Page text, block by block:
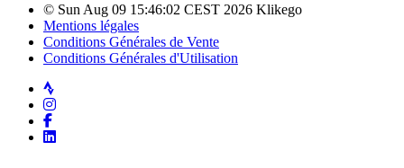
© Sun Aug 09 15:46:02 CEST 2026 Klikego
Mentions légales
Conditions Générales de Vente
Conditions Générales d'Utilisation
Strava
Instagram
Facebook
LinkedIn